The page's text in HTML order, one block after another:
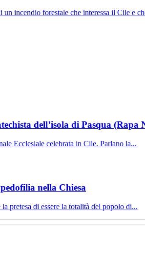
incendio forestale che interessa il Cile e
dell’isola di Pasqua (Rapa
Ecclesiale celebrata in Cile. Parlano la...
nella Chiesa
pretesa di essere la totalità del popolo di...